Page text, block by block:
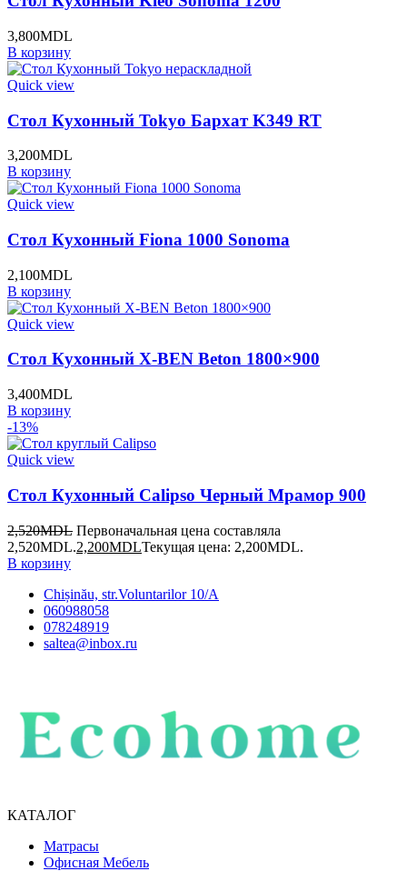
3,800MDL
В корзину
Quick view
Стол Кухонный Tokyo Бархат K349 RT
3,200MDL
В корзину
Quick view
Стол Кухонный Fiona 1000 Sonoma
2,100MDL
В корзину
Quick view
Стол Кухонный X-BEN Beton 1800×900
3,400MDL
В корзину
-13%
Quick view
Стол Кухонный Calipso Черный Мрамор 900
2,520MDL Первоначальная цена составляла
2,520MDL.2,200MDLТекущая цена: 2,200MDL.
В корзину
Chișinău, str.Voluntarilor 10/A
060988058
078248919
saltea@inbox.ru
КАТАЛОГ
Матрасы
Офисная Мебель